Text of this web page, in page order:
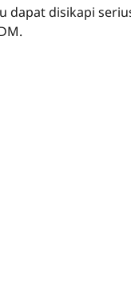
dapat disikapi